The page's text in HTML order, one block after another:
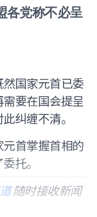
各党称不必呈
国家元首已委
要在国会提呈
纠缠不清。
首掌握首相的
托。
随时接收新闻